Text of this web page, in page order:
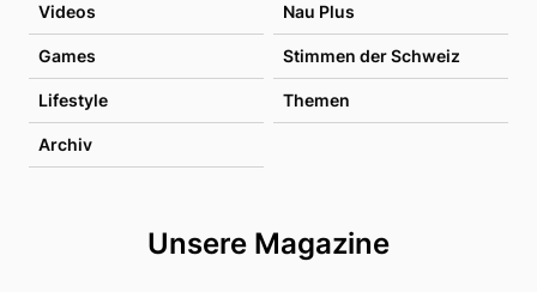
Videos Nau Plus
Games Stimmen der Schweiz
Lifestyle Themen
Archiv
Unsere Magazine